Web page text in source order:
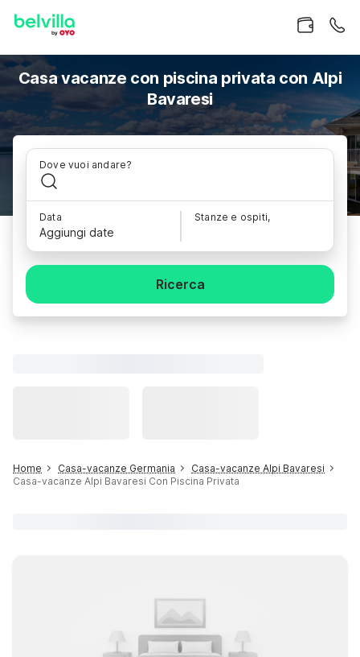
Casa vacanze con piscina privata con Alpi
Bavaresi
Dove vuoi andare?
Data
Aggiungi date
Stanze e ospiti,
Ricerca
Home Casa-vacanze Germania
Casa-vacanze Alpi Bavaresi
Casa-vacanze Alpi Bavaresi Con Piscina Privata